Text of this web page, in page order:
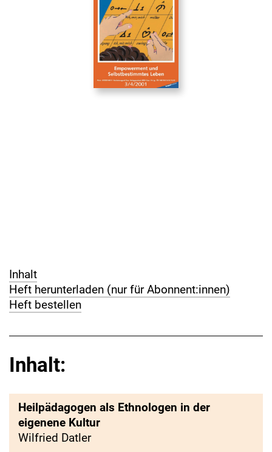
Inhalt
Heft herunterladen (nur für Abonnent:innen)
Heft bestellen
Inhalt:
Heilpädagogen als Ethnologen in der
eigenene Kultur
Wilfried Datler